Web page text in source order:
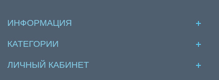
ИНФОРМАЦИЯ
КАТЕГОРИИ
ЛИЧНЫЙ КАБИНЕТ